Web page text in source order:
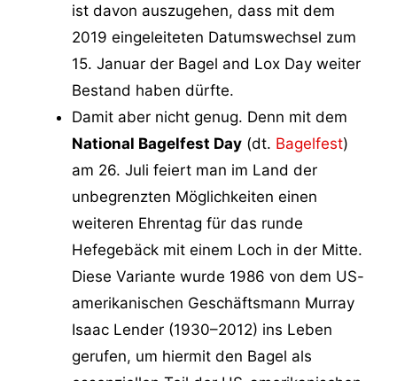
ist davon auszugehen, dass mit dem
2019 eingeleiteten Datumswechsel zum
15. Januar der Bagel and Lox Day weiter
Bestand haben dürfte.
Damit aber nicht genug. Denn mit dem
National Bagelfest Day (dt. Bagelfest)
am 26. Juli feiert man im Land der
unbegrenzten Möglichkeiten einen
weiteren Ehrentag für das runde
Hefegebäck mit einem Loch in der Mitte.
Diese Variante wurde 1986 von dem US-
amerikanischen Geschäftsmann Murray
Isaac Lender (1930–2012) ins Leben
gerufen, um hiermit den Bagel als